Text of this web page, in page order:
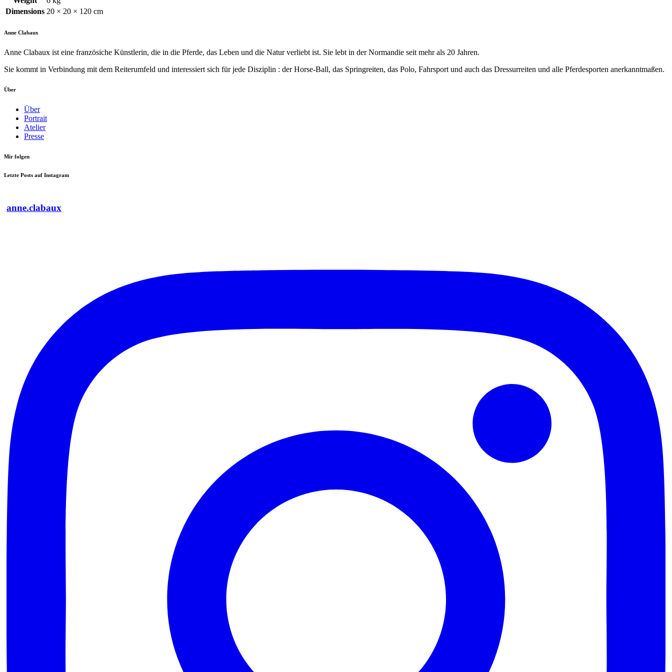
Dimensions 20 × 20 × 120 cm
Anne Clabaux
Anne Clabaux ist eine französiche Künstlerin, die in die Pferde, das Leben und die Natur verliebt ist. Sie lebt in der Normandie seit mehr als 20 Jahren.
Sie kommt in Verbindung mit dem Reiterumfeld und interessiert sich für jede Disziplin : der Horse-Ball, das Springreiten, das Polo, Fahrsport und auch das Dressurreiten und alle Pferdesporten anerkanntmaßen.
Über
Über
Portrait
Atelier
Presse
Mir folgen
Letzte Posts auf Instagram
anne.clabaux